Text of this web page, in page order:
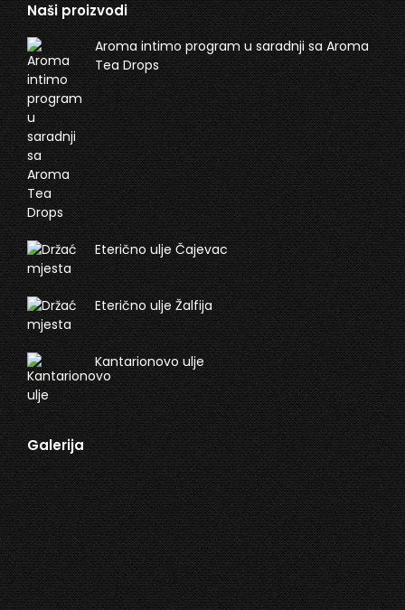
Naši proizvodi
Aroma intimo program u saradnji sa Aroma
Tea Drops
Eterično ulje Čajevac
Eterično ulje Žalfija
Kantarionovo ulje
Galerija